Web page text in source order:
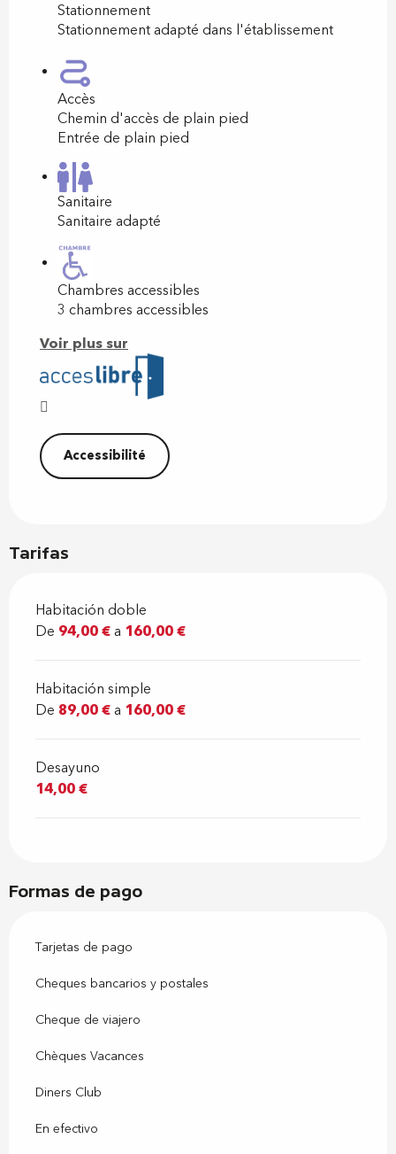
Stationnement
Stationnement adapté dans l'établissement
Accès
Chemin d'accès de plain pied
Entrée de plain pied
Sanitaire
Sanitaire adapté
Chambres accessibles
3 chambres accessibles
Voir plus sur
Accessibilité
Tarifas
Habitación doble
De 94,00 €a 160,00 €
Habitación simple
De 89,00 €a 160,00 €
Desayuno
14,00 €
Formas de pago
Tarjetas de pago
Cheques bancarios y postales
Cheque de viajero
Chèques Vacances
Diners Club
En efectivo